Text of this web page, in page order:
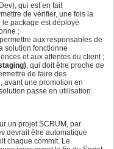
qui est en fait
de vérifier, une fois la
package est déployé
;
aux responsables de
solution fonctionne
et aux attentes du client ;
, qui doit être proche de
de faire des
avant une promotion en
passe en utilisation.
un projet SCRUM, par
devrait être automatique
chaque commit. Le